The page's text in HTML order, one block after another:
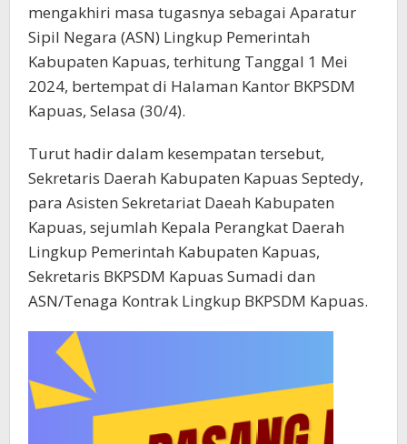
mengakhiri masa tugasnya sebagai Aparatur
Sipil Negara (ASN) Lingkup Pemerintah
Kabupaten Kapuas, terhitung Tanggal 1 Mei
2024, bertempat di Halaman Kantor BKPSDM
Kapuas, Selasa (30/4).
Turut hadir dalam kesempatan tersebut,
Sekretaris Daerah Kabupaten Kapuas Septedy,
para Asisten Sekretariat Daeah Kabupaten
Kapuas, sejumlah Kepala Perangkat Daerah
Lingkup Pemerintah Kabupaten Kapuas,
Sekretaris BKPSDM Kapuas Sumadi dan
ASN/Tenaga Kontrak Lingkup BKPSDM Kapuas.